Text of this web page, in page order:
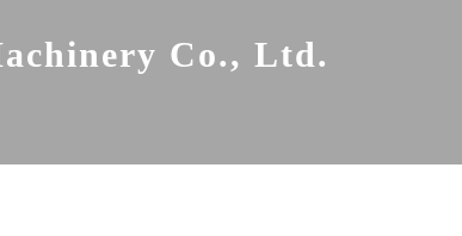
Co., Ltd.